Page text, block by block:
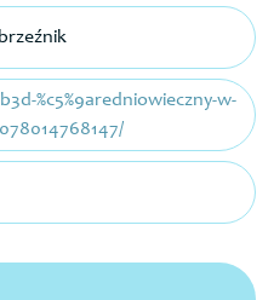
%c5%9aredniowieczny-w-